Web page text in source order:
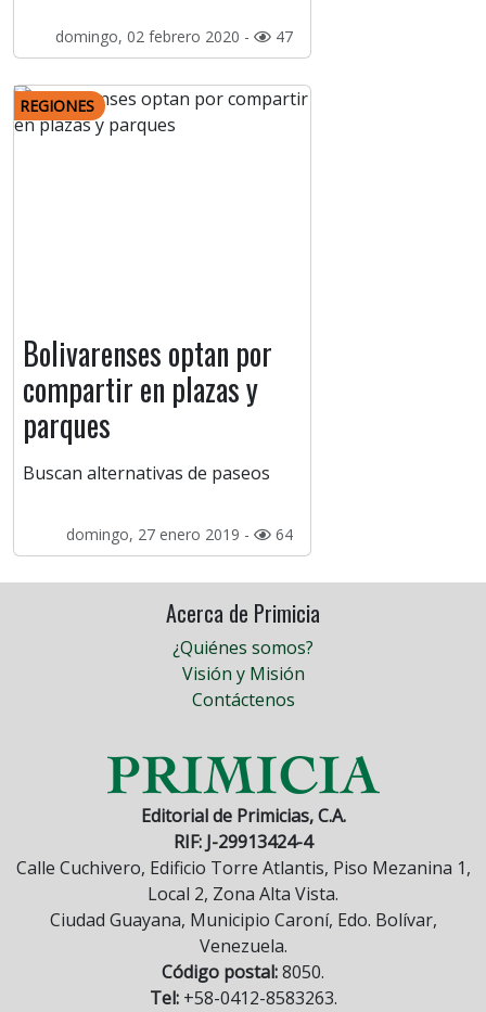
domingo, 02 febrero 2020 - 47
REGIONES
Bolivarenses optan por
compartir en plazas y
parques
Buscan alternativas de paseos
domingo, 27 enero 2019 - 64
Acerca de Primicia
¿Quiénes somos?
Visión y Misión
Contáctenos
Editorial de Primicias, C.A.
RIF: J-29913424-4
Calle Cuchivero, Edificio Torre Atlantis, Piso Mezanina 1,
Local 2, Zona Alta Vista.
Ciudad Guayana, Municipio Caroní, Edo. Bolívar,
Venezuela.
Código postal:8050.
Tel:+58-0412-8583263.